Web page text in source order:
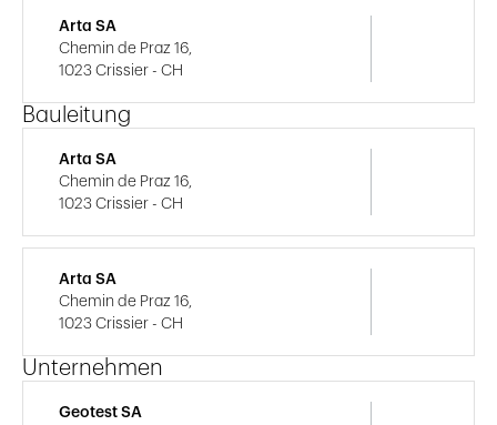
Arta SA
Chemin de Praz 16,
1023 Crissier - CH
Bauleitung
Arta SA
Chemin de Praz 16,
1023 Crissier - CH
Arta SA
Chemin de Praz 16,
1023 Crissier - CH
Unternehmen
Geotest SA